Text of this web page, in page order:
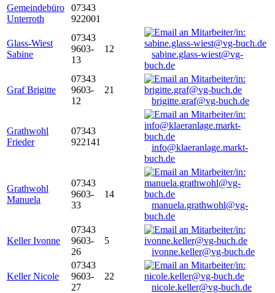
Gemeindebüro
Unterroth
07343
922001
Glass-Wiest
Sabine
07343
9603-
13
12
sabine.glass-wiest@vg-
buch.de
Graf Brigitte
07343
9603-
12
21
brigitte.graf@vg-buch.de
Grathwohl
Frieder
07343
922141
info@klaeranlage.markt-
buch.de
Grathwohl
Manuela
07343
9603-
33
14
manuela.grathwohl@vg-
buch.de
Keller Ivonne
07343
9603-
26
5
ivonne.keller@vg-buch.de
Keller Nicole
07343
9603-
27
22
nicole.keller@vg-buch.de